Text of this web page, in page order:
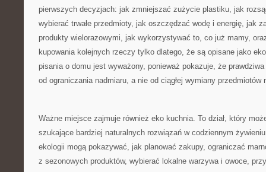
pierwszych decyzjach: jak zmniejszać zużycie plastiku, jak
wybierać trwałe przedmioty, jak oszczędzać wodę i energię, jak
produkty wielorazowymi, jak wykorzystywać to, co już mamy,
kupowania kolejnych rzeczy tylko dlatego, że są opisane jako
pisania o domu jest wyważony, ponieważ pokazuje, że
od ograniczania nadmiaru, a nie od ciągłej wymiany przedmiotów
Ważne miejsce zajmuje również eko kuchnia. To dział, który
szukające bardziej naturalnych rozwiązań w codziennym
ekologii mogą pokazywać, jak planować zakupy, ograniczać
z sezonowych produktów, wybierać lokalne warzywa i owoce,